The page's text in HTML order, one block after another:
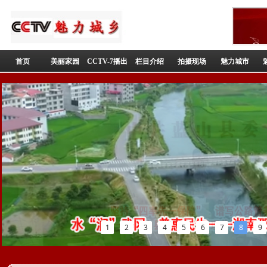
首页 美丽家园 CCTV-7播出 栏目介绍 拍摄现场 魅力城市
1 2 3 4 5 6 7 8 9